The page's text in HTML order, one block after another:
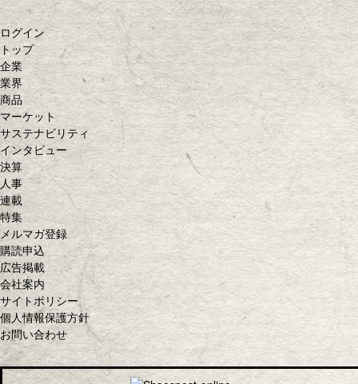
ログイン
トップ
企業
業界
商品
マーケット
サステナビリティ
インタビュー
決算
人事
連載
特集
メルマガ登録
購読申込
広告掲載
会社案内
サイトポリシー
個人情報保護方針
お問い合わせ